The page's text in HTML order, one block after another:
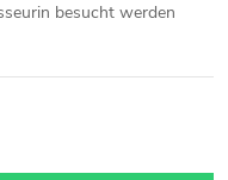
besucht werden